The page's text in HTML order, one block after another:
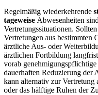
Regelmäßig wiederkehrende
tageweise Abwesenheiten
Vertretungssituationen.
Vertretungen aus bestimmten
ärztliche Aus- oder
ärztlichen Fortbildung
vorab
dauerhaften Reduzierung der
kann alternativ zur Vertretung
oder das hälftige Ruhen der